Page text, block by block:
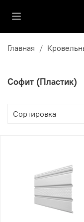
Главная
Софит (Пластик)